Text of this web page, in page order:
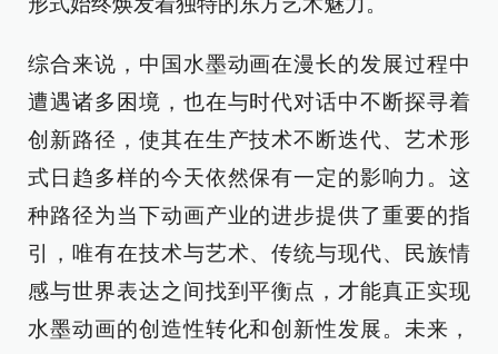
综合来说，中国水墨动画在漫长的发展过程中
遭遇诸多困境，也在与时代对话中不断探寻着
创新路径，使其在生产技术不断迭代、艺术形
式日趋多样的今天依然保有一定的影响力。这
种路径为当下动画产业的进步提供了重要的指
引，唯有在技术与艺术、传统与现代、民族情
感与世界表达之间找到平衡点，才能真正实现
水墨动画的创造性转化和创新性发展。未来，